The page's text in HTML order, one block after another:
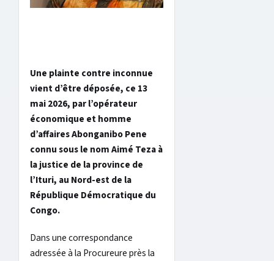
Une plainte contre inconnue
vient d’être déposée, ce 13
mai 2026, par l’opérateur
économique et homme
d’affaires Abonganibo Pene
connu sous le nom Aimé Teza à
la justice de la province de
l’Ituri, au Nord-est de la
République Démocratique du
Congo.
Dans une correspondance
adressée à la Procureure près la